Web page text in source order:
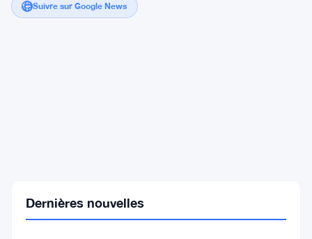
Suivre sur Google News
d'abstraction
Dernières nouvelles